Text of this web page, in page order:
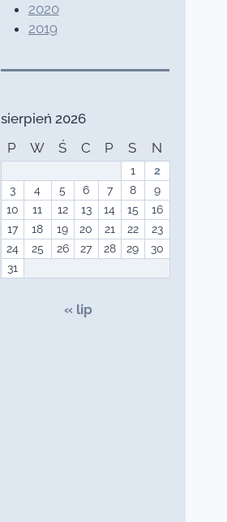
2020
2019
sierpień 2026
P
W Ś C P S N
1
2
3
4 5 6 7 8
9
10
11 12 13 14 15
16
17
18 19 20 21 22
23
24
25 26 27 28 29
30
31
« lip